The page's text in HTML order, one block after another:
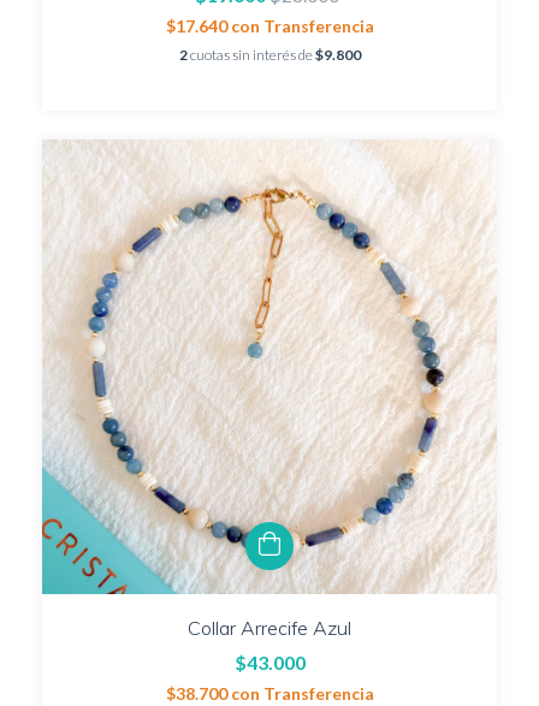
$17.640con Transferencia
2cuotas sin interés de$9.800
Collar Arrecife Azul
$43.000
$38.700con Transferencia